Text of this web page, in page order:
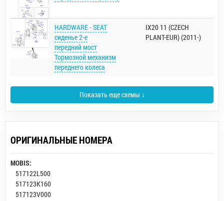
HARDWARE - SEAT
сиденье 2-е
передний мост
Тормозной механизм
переднего колеса
IX20 11 (CZECH
PLANT-EUR) (2011-)
Показать еще схемы ↓
ОРИГИНАЛЬНЫЕ НОМЕРА
MOBIS:
517122L500
517123K160
517123V000